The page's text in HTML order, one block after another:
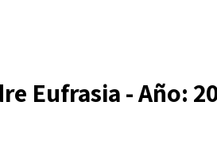
Eufrasia - Año: